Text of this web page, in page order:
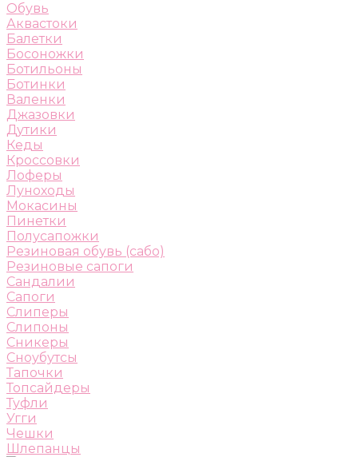
Обувь
Аквастоки
Балетки
Босоножки
Ботильоны
Ботинки
Валенки
Джазовки
Дутики
Кеды
Кроссовки
Лоферы
Луноходы
Мокасины
Пинетки
Полусапожки
Резиновая обувь (сабо)
Резиновые сапоги
Сандалии
Сапоги
Слиперы
Слипоны
Сникеры
Сноубутсы
Тапочки
Топсайдеры
Туфли
Угги
Чешки
Шлепанцы